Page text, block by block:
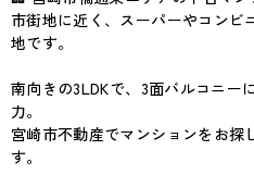
市街地に近く、スーパーやコンビ
地です。
南向きの3LDKで、3面バルコニー
力。
宮崎市不動産でマンションをお探
す。